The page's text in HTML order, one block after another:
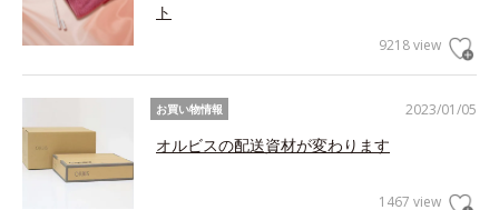
ト
9218 view
2023/01/05
お買い物情報
オルビスの配送資材が変わります
1467 view